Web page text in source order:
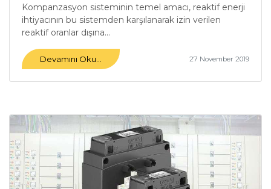
Kompanzasyon sisteminin temel amacı, reaktif enerji
ihtiyacının bu sistemden karşılanarak izin verilen
reaktif oranlar dışına...
Devamını Oku... 27 November 2019